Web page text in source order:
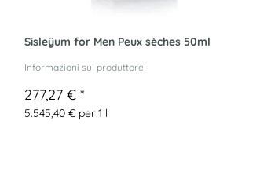
Sisleÿum for Men Peux sèches 50ml
Informazioni sul produttore
277,27 € *
5.545,40 € per 1 l